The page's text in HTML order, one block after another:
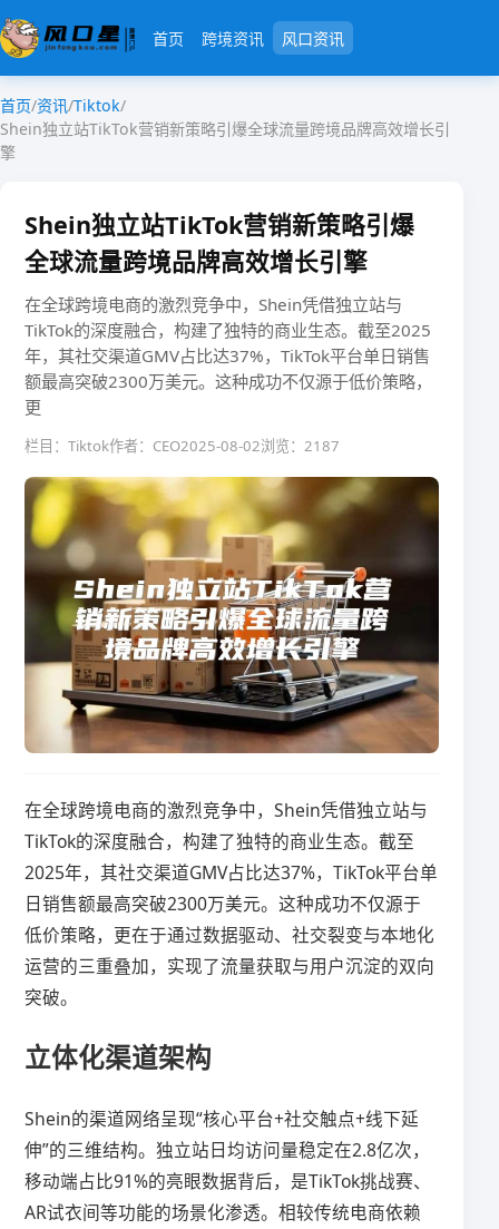
首页 跨境资讯 风口资讯
首页/资讯/Tiktok/
Shein独立站TikTok营销新策略引爆全球流量跨境品牌高效增长引
擎
Shein独立站TikTok营销新策略引爆
全球流量跨境品牌高效增长引擎
在全球跨境电商的激烈竞争中，Shein凭借独立站与
TikTok的深度融合，构建了独特的商业生态。截至2025
年，其社交渠道GMV占比达37%，TikTok平台单日销售
额最高突破2300万美元。这种成功不仅源于低价策略，
更
栏目：Tiktok作者：CEO2025-08-02浏览：2187
在全球跨境电商的激烈竞争中，Shein凭借独立站与
TikTok的深度融合，构建了独特的商业生态。截至
2025年，其社交渠道GMV占比达37%，TikTok平台单
日销售额最高突破2300万美元。这种成功不仅源于
低价策略，更在于通过数据驱动、社交裂变与本地化
运营的三重叠加，实现了流量获取与用户沉淀的双向
突破。
立体化渠道架构
Shein的渠道网络呈现“核心平台+社交触点+线下延
伸”的三维结构。独立站日均访问量稳定在2.8亿次，
移动端占比91%的亮眼数据背后，是TikTok挑战赛、
AR试衣间等功能的场景化渗透。相较传统电商依赖